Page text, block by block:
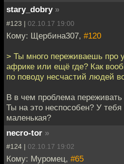
stary_dobry »
#123 | 02.10.17 19:00
Кому: Щербина307, #120
> Ты много переживаешь про
африке или ещё где? Как
по поводу несчастий людей
В в чем проблема переживать
Ты на это неспособен? У
маленькая?
necro-tor »
#124 | 02.10.17 19:02
Кому: Муромец, #65